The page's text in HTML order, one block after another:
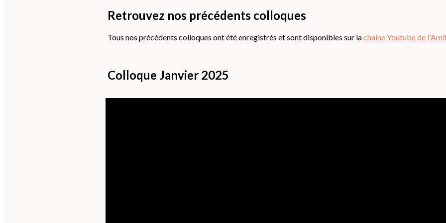
Retrouvez nos précédents colloques
Tous nos précédents colloques ont été enregistrés et sont disponibles sur lachaine Youtube de
Colloque Janvier 2025